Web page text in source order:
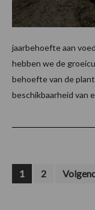
jaarbehoefte aan
hebben we de
behoefte van de
beschikbaarheid van
Pagina
1 Pagina
2
Ga
naar